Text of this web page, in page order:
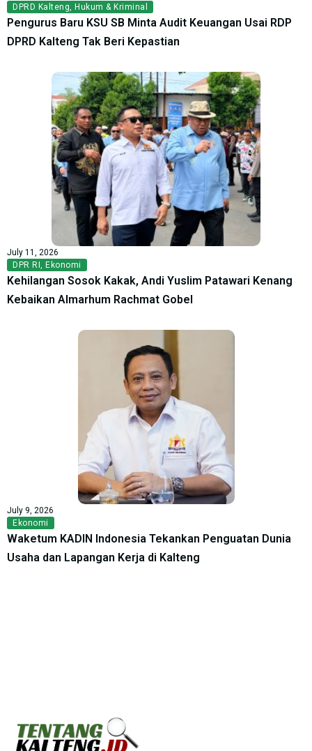
DPRD Kalteng, Hukum & Kriminal
Pengurus Baru KSU SB Minta Audit Keuangan Usai RDP
DPRD Kalteng Tak Beri Kepastian
July 11, 2026
DPR RI , Ekonomi
Kehilangan Sosok Kakak, Andi Yuslim Patawari Kenang
Kebaikan Almarhum Rachmat Gobel
July 9, 2026
Ekonomi
Waketum KADIN Indonesia Tekankan Penguatan Dunia
Usaha dan Lapangan Kerja di Kalteng